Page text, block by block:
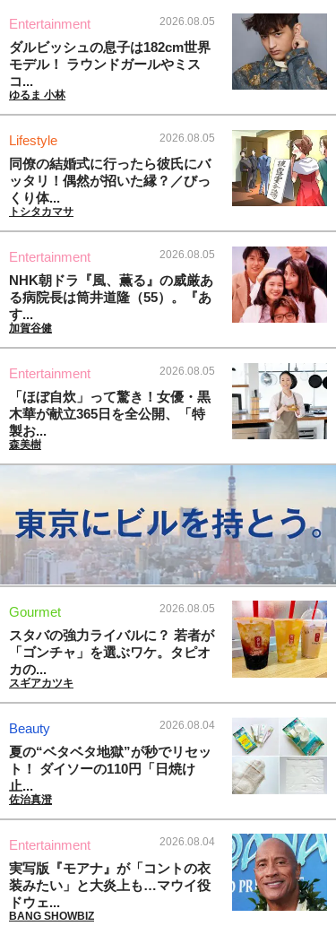
Entertainment 2026.08.05
ダルビッシュの息子は182cm世界
モデル！ ラウンドガールやミス
コ...
ゆるま 小林
Lifestyle 2026.08.05
同僚の結婚式に行ったら彼氏にバ
ッタリ！偶然が招いた縁？／びっ
くり体...
トシタカマサ
Entertainment 2026.08.05
NHK朝ドラ『風、薫る』の威厳あ
る病院長は筒井道隆（55）。『あ
す...
加賀谷健
Entertainment 2026.08.05
「ほぼ自炊」って驚き！女優・黒
木華が献立365日を全公開、「特
製お...
森美樹
Gourmet 2026.08.05
スタバの強力ライバルに？ 若者が
「ゴンチャ」を選ぶワケ。タピオ
カの...
スギアカツキ
Beauty 2026.08.04
夏の“ベタベタ地獄”が秒でリセッ
ト！ ダイソーの110円「日焼け
止...
佐治真澄
Entertainment 2026.08.04
実写版『モアナ』が「コントの衣
装みたい」と大炎上も…マウイ役
ドウェ...
BANG SHOWBIZ